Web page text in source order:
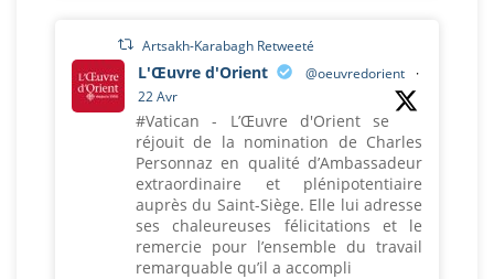
Artsakh-Karabagh Retweeté
L'Œuvre d'Orient @oeuvredorient
·
22 Avr
#Vatican - L’Œuvre d'Orient se
réjouit de la nomination de Charles
Personnaz en qualité d’Ambassadeur
extraordinaire et plénipotentiaire
auprès du Saint-Siège. Elle lui adresse
ses chaleureuses félicitations et le
remercie pour l’ensemble du travail
remarquable qu’il a accompli